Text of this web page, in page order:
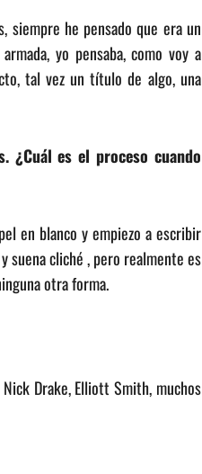
siempre he pensado que era un
yo pensaba, como voy a
tal vez un título de algo, una
¿Cuál es el proceso cuando
en blanco y empiezo a escribir
suena cliché , pero realmente es
otra forma.
Drake, Elliott Smith, muchos